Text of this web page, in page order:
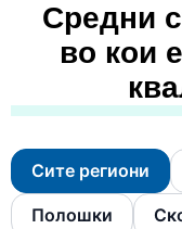
Средни
во кои
Сите региони
Полошки